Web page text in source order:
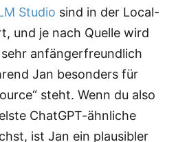
Studio sind in der Local-
und je nach Quelle wird
anfängerfreundlich
Jan besonders für
steht. Wenn du also
ChatGPT-ähnliche
ist Jan ein plausibler